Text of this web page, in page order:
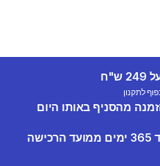
לתקנון
מהסניף באותו היום